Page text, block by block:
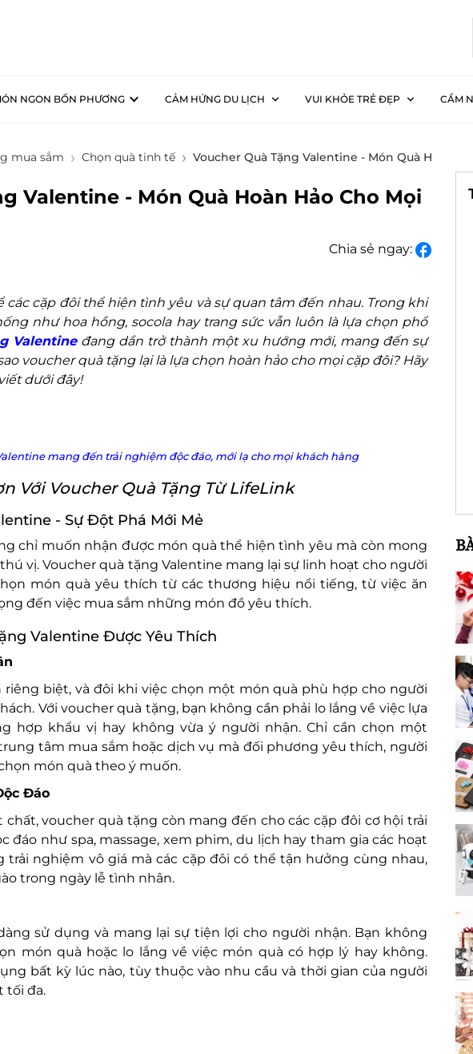
NGON BỐN PHƯƠNG CẢM HỨNG DU LỊCH VUI KHỎE TRẺ ĐẸP CẨM
mua sắm Chọn quà tinh tế Voucher Quà Tặng Valentine - Món Quà Hoàn
Valentine - Món Quà Hoàn Hảo Cho Mọi
Chia sẻ ngay:
các cặp đôi thể hiện tình yêu và sự quan tâm đến nhau. Trong khi
như hoa hồng, socola hay trang sức vẫn luôn là lựa chọn phổ
Valentineđang dần trở thành một xu hướng mới, mang đến sự
voucher quà tặng lại là lựa chọn hoàn hảo cho mọi cặp đôi? Hãy
dưới đây!
mang đến trải nghiệm độc đáo, mới lạ cho mọi khách hàng
Với Voucher Quà Tặng Từ LifeLink
- Sự Đột Phá Mới Mẻ
chỉ muốn nhận được món quà thể hiện tình yêu mà còn mong
vị. Voucher quà tặng Valentine mang lại sự linh hoạt cho người
món quà yêu thích từ các thương hiệu nổi tiếng, từ việc ăn
đến việc mua sắm những món đồ yêu thích.
Valentine Được Yêu Thích
biệt, và đôi khi việc chọn một món quà phù hợp cho người
Với voucher quà tặng, bạn không cần phải lo lắng về việc lựa
hợp khẩu vị hay không vừa ý người nhận. Chỉ cần chọn một
tâm mua sắm hoặc dịch vụ mà đối phương yêu thích, người
món quà theo ý muốn.
Đáo
voucher quà tặng còn mang đến cho các cặp đôi cơ hội trải
đáo như spa, massage, xem phim, du lịch hay tham gia các hoạt
trải nghiệm vô giá mà các cặp đôi có thể tận hưởng cùng nhau,
trong ngày lễ tình nhân.
sử dụng và mang lại sự tiện lợi cho người nhận. Bạn không
món quà hoặc lo lắng về việc món quà có hợp lý hay không.
bất kỳ lúc nào, tùy thuộc vào nhu cầu và thời gian của người
tối đa.